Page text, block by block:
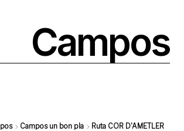
Campos
Campos un bon pla
Ruta COR D'AMETLER